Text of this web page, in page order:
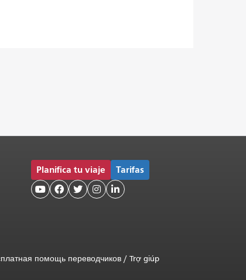
Planifica tu viaje Tarifas
    
помощь переводчиков / Trợ giúp